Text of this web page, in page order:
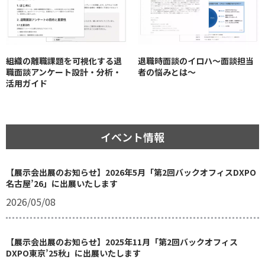
組織の離職課題を可視化する退
職面談アンケート設計・分析・
活用ガイド
退職時面談のイロハ〜面談担当
者の悩みとは〜
イベント情報
【展示会出展のお知らせ】2026年5月「第2回バックオフィスDXPO
名古屋’26」に出展いたします
2026/05/08
【展示会出展のお知らせ】2025年11月「第2回バックオフィス
DXPO東京’25秋」に出展いたします